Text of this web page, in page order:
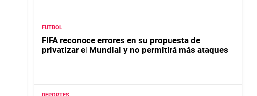
FUTBOL
FIFA reconoce errores en su propuesta de
privatizar el Mundial y no permitirá más ataques